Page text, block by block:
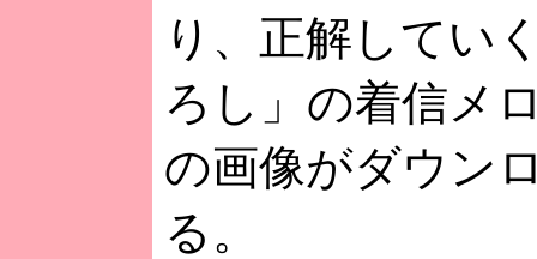
り、正解してい
ろし」の着信メ
の画像がダウン
る。